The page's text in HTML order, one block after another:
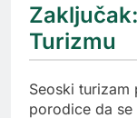
Turizmu
Seoski turizam
porodice da